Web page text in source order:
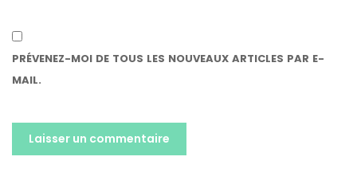
PRÉVENEZ-MOI DE TOUS LES NOUVEAUX ARTICLES PAR E-
MAIL.